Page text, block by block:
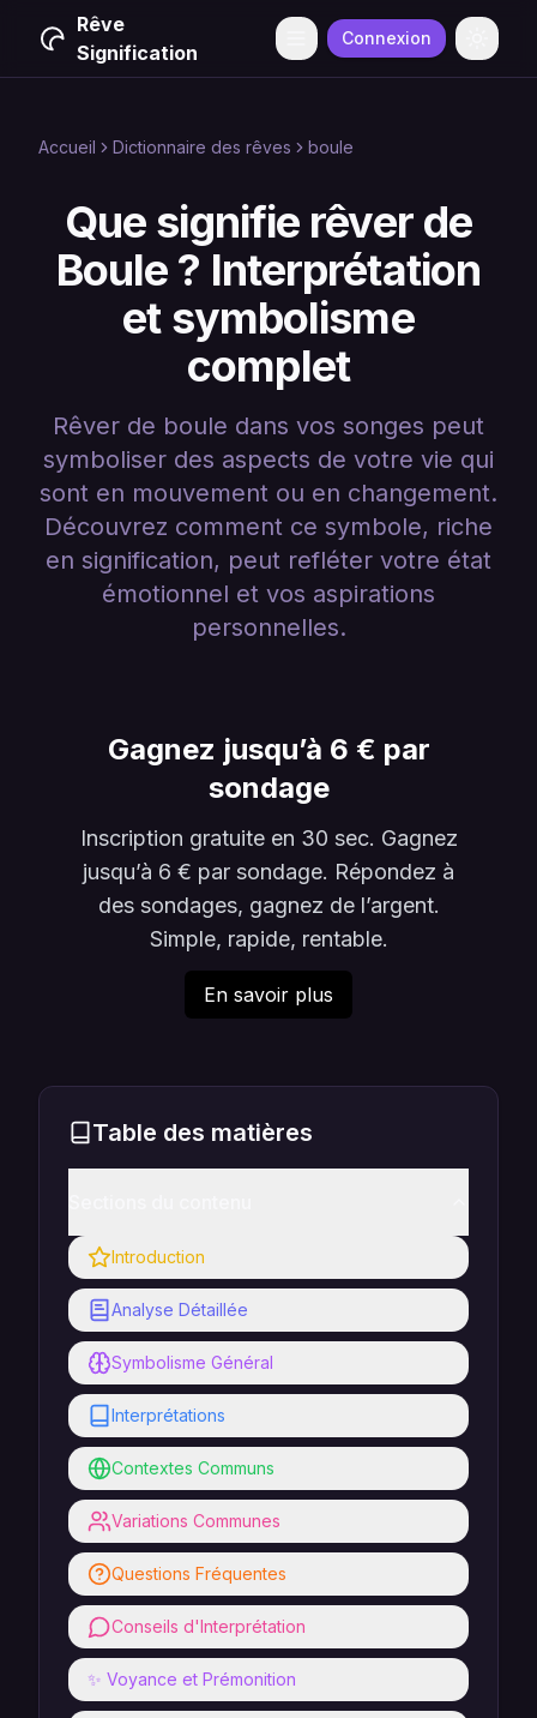
Rêve
Signification
Menu Connexion
Accueil Dictionnaire des rêves boule
Que signifie rêver de
Boule ? Interprétation
et symbolisme
complet
Rêver de boule dans vos songes peut
symboliser des aspects de votre vie qui
sont en mouvement ou en changement.
Découvrez comment ce symbole, riche
en signification, peut refléter votre état
émotionnel et vos aspirations
personnelles.
Gagnez jusqu’à 6 € par
sondage
Inscription gratuite en 30 sec. Gagnez
jusqu’à 6 € par sondage. Répondez à
des sondages, gagnez de l’argent.
Simple, rapide, rentable.
En savoir plus
Table des matières
Introduction
Analyse Détaillée
Symbolisme Général
Interprétations
Contextes Communs
Variations Communes
Questions Fréquentes
Conseils d'Interprétation
✨ Voyance et Prémonition